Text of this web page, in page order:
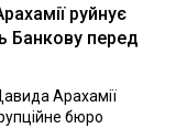
руйнує
Банкову перед
Арахамії
бюро